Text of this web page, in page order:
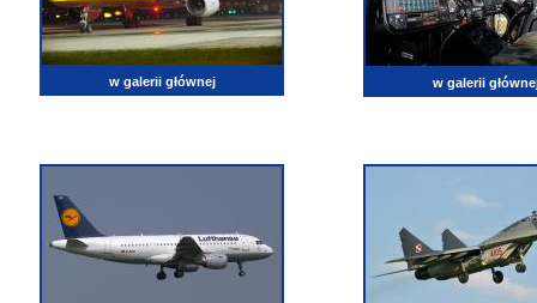
w galerii głównej w galerii